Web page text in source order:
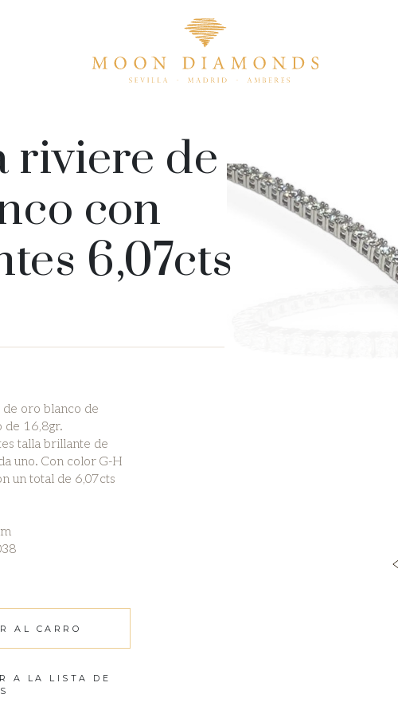
riviere de
co con
tes 6,07cts
oro blanco de
de 16,8gr.
talla brillante de
uno. Con color G-H
un total de 6,07cts
AL CARRO
A LA LISTA DE
INGRESAR A MI CUENTA
CONTRASEÑA CREAR CUENTA